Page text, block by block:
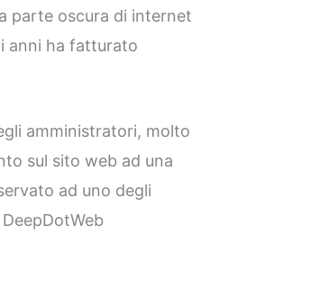
parte oscura di internet
anni ha fatturato
amministratori, molto
sul sito web ad una
ad uno degli